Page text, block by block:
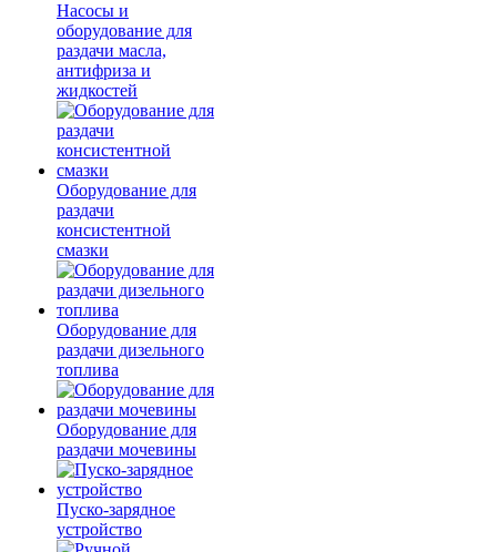
Насосы и
оборудование для
раздачи масла,
антифриза и
жидкостей
Оборудование для
раздачи
консистентной
смазки
Оборудование для
раздачи дизельного
топлива
Оборудование для
раздачи мочевины
Пуско-зарядное
устройство